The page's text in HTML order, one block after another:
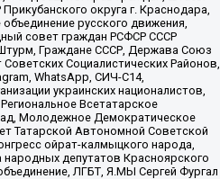
округа г. Краснодара,
русского движения,
совет граждан РСФСР СССР
Граждане СССР, Держава Союз
Социалистических Районов,
WhatsApp, СИЧ-С14,
украинских националистов,
Всетатарское
Молодежное Демократическое
Татарской Автономной Советской
ойрат-калмыцкого народа,
депутатов Красноярского
ЛГБТ, Я.МЫ Сергей Фургал